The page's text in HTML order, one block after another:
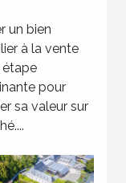
un bien
à la vente
étape
pour
sa valeur sur